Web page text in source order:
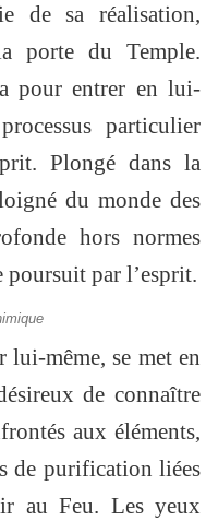
de sa réalisation,
porte du Temple.
pour entrer en lui-
particulier
Plongé dans la
du monde des
hors normes
poursuit par l’esprit.
lui-même, se met en
de connaître
aux éléments,
de purification liées
au Feu. Les yeux